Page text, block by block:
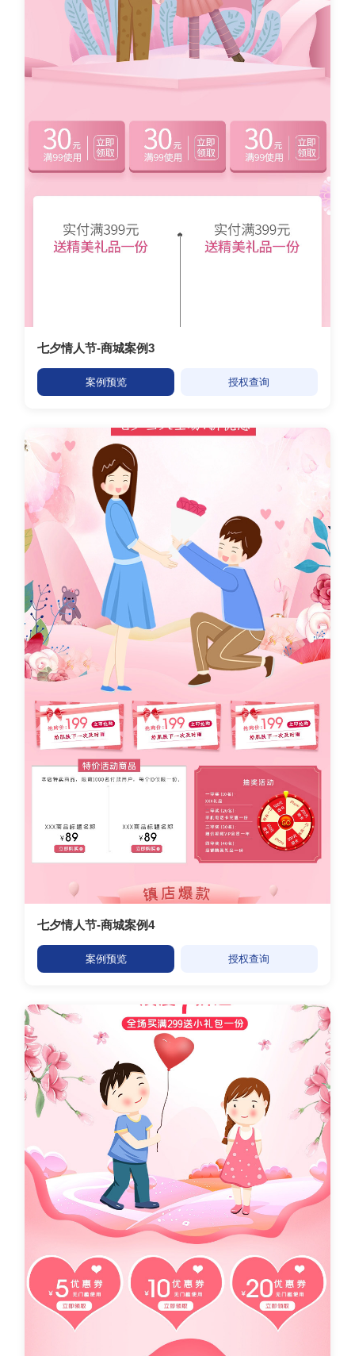
七夕情人节-商城案例3
案例预览 授权查询
七夕情人节-商城案例4
案例预览 授权查询